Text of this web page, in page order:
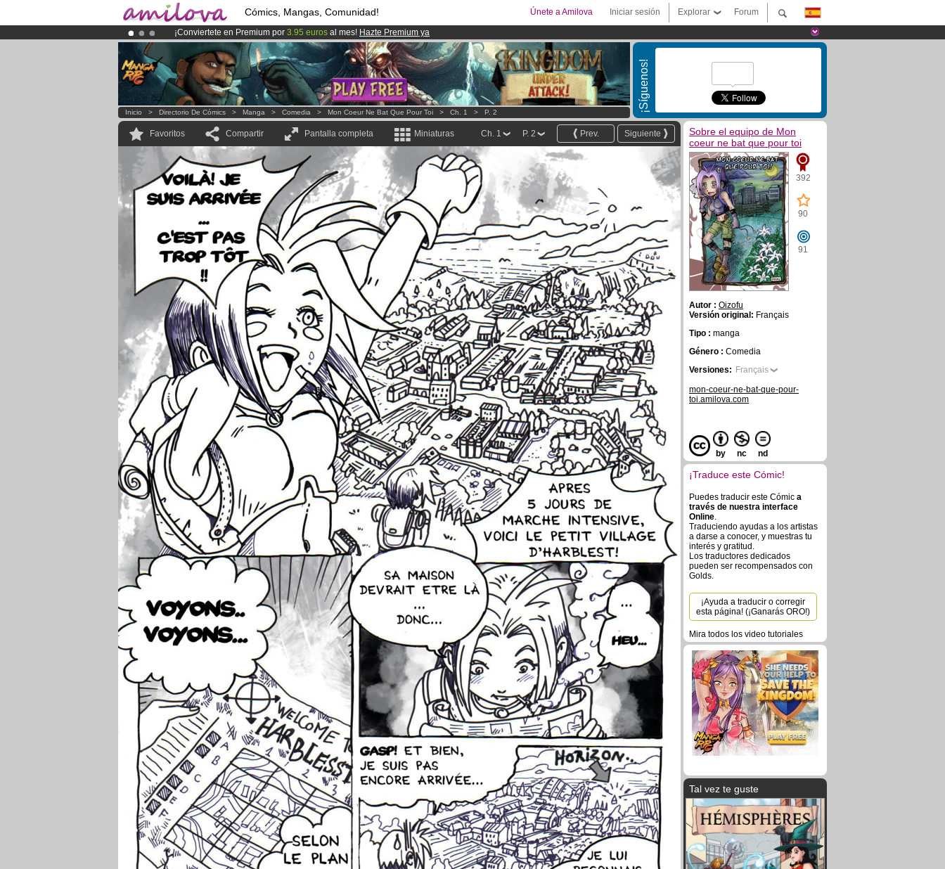
Cómics, Mangas, Comunidad! Forum
Explorar
Iniciar sesión
Únete a Amilova
¡Conviertete en Premium por 3.95 euros al mes! Hazte Premium ya
¡El Kickstarter Amilova está desormado lanzado!.
¡Ya tenemos 134393miembrosy 1208 Cómics y Mangas!.
¡Síguenos!
Inicio > Directorio De Cómics > Manga > Comedia > Mon Coeur Ne Bat Que Pour Toi > Ch. 1 > P. 2
Favoritos Compartir Pantalla completa Miniaturas Siguiente
Prev.
P. 2
Ch. 1
Sobre el equipo de Mon
coeur ne bat que pour toi
392
90
91
Autor : Oizofu
Versión original: Français
Tipo : manga
Género : Comedia
Versiones: Français
mon-coeur-ne-bat-que-pour-
toi.amilova.com
by nc nd
¡Traduce este Cómic!
Puedes traducir este Cómic a
través de nuestra interface
Online.
Traduciendo ayudas a los artistas
a darse a conocer, y muestras tu
interés y gratitud.
Los traductores dedicados
pueden ser recompensados con
Golds.
¡Ayuda a traducir o corregir
esta página! (¡Ganarás ORO!)
Mira todos los video tutoriales
Tal vez te guste